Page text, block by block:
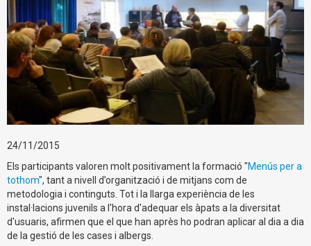
24/11/2015
Els participants valoren molt positivament la formació "Menús per a
tothom", tant a nivell d’organització i de mitjans com de
metodologia i continguts. Tot i la llarga experiència de les
instal·lacions juvenils a l'hora d'adequar els àpats a la diversitat
d'usuaris, afirmen que el que han après ho podran aplicar al dia a dia
de la gestió de les cases i albergs.